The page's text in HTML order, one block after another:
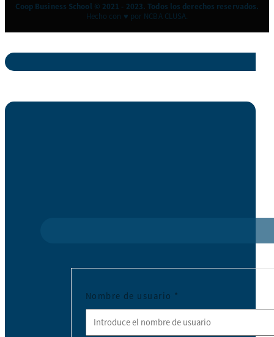
Coop Business School © 2021 - 2023. Todos los derechos reservados.
Hecho con ♥ por NCBA CLUSA.
Nombre de usuario *